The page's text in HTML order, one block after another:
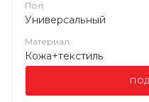
Пол
Универсальный
Материал
Кожа+текстиль